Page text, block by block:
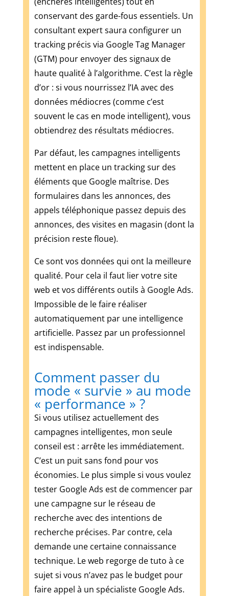
conservant des garde-fous essentiels. Un
consultant expert saura configurer un
tracking précis via Google Tag Manager
(GTM) pour envoyer des signaux de
haute qualité à l’algorithme. C’est la règle
d’or : si vous nourrissez l’IA avec des
données médiocres (comme c’est
souvent le cas en mode intelligent), vous
obtiendrez des résultats médiocres.
Par défaut, les campagnes intelligents
mettent en place un tracking sur des
éléments que Google maîtrise. Des
formulaires dans les annonces, des
appels téléphonique passez depuis des
annonces, des visites en magasin (dont la
précision reste floue).
Ce sont vos données qui ont la meilleure
qualité. Pour cela il faut lier votre site
web et vos différents outils à Google Ads.
Impossible de le faire réaliser
automatiquement par une intelligence
artificielle. Passez par un professionnel
est indispensable.
Comment passer du
mode « survie » au mode
« performance » ?
Si vous utilisez actuellement des
campagnes intelligentes, mon seule
conseil est : arrête les immédiatement.
C’est un puit sans fond pour vos
économies. Le plus simple si vous voulez
tester Google Ads est de commencer par
une campagne sur le réseau de
recherche avec des intentions de
recherche précises. Par contre, cela
demande une certaine connaissance
technique. Le web regorge de tuto à ce
sujet si vous n’avez pas le budget pour
faire appel à un spécialiste Google Ads.